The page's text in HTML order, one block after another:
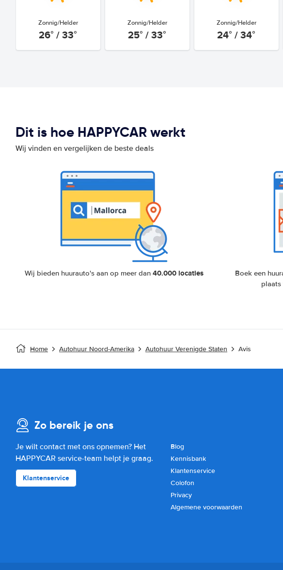
Zonnig/Helder
26° / 33°
Zonnig/Helder
25° / 33°
Zonnig/Helder
24° / 34°
Dit is hoe HAPPYCAR werkt
Wij vinden en vergelijken de beste deals
Wij bieden huurauto's aan op meer dan 40.000 locaties Boek een
plaats
Home Autohuur Noord-Amerika Autohuur Verenigde Staten Avis
Zo bereik je ons
Je wilt contact met ons opnemen? Het
HAPPYCAR service-team helpt je graag.
Klantenservice
Blog
Kennisbank
Klantenservice
Colofon
Privacy
Algemene voorwaarden